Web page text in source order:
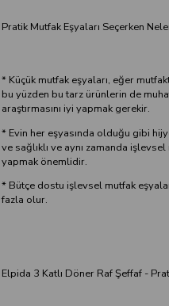
Pratik Mutfak Eşyaları Seçerken
* Küçük mutfak eşyaları, eğer
bu yüzden bu tarz ürünlerin de
araştırmasını iyi yapmak gerekir.
* Evin her eşyasında olduğu gibi
ve sağlıklı ve aynı zamanda
yapmak önemlidir.
* Bütçe dostu işlevsel mutfak
fazla olur.
Elpida 3 Katlı Döner Raf Şeffaf -